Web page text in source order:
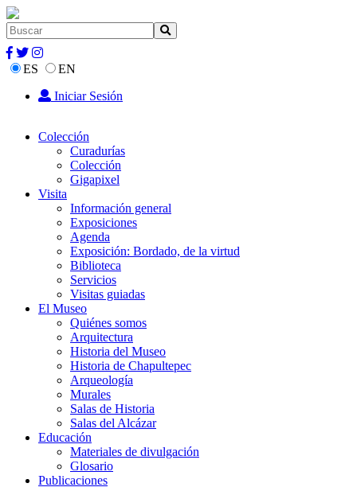
ES
EN
Iniciar Sesión
Colección
Curadurías
Colección
Gigapixel
Visita
Información general
Exposiciones
Agenda
Exposición: Bordado, de la virtud
Biblioteca
Servicios
Visitas guiadas
El Museo
Quiénes somos
Arquitectura
Historia del Museo
Historia de Chapultepec
Arqueología
Murales
Salas de Historia
Salas del Alcázar
Educación
Materiales de divulgación
Glosario
Publicaciones